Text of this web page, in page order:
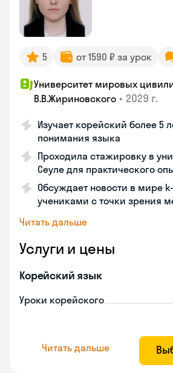
5 от 1590 ₽ за урок
Университет мировых
В.В.Жириновского • 2029 г.
Изучает корейский более 5
понимания языка
Проходила стажировку в
Сеуле для практического
Обсуждает новости в мире
учениками с точки зрения
Читать дальше
Услуги и цены
Корейский язык
Уроки корейского
Читать дальше